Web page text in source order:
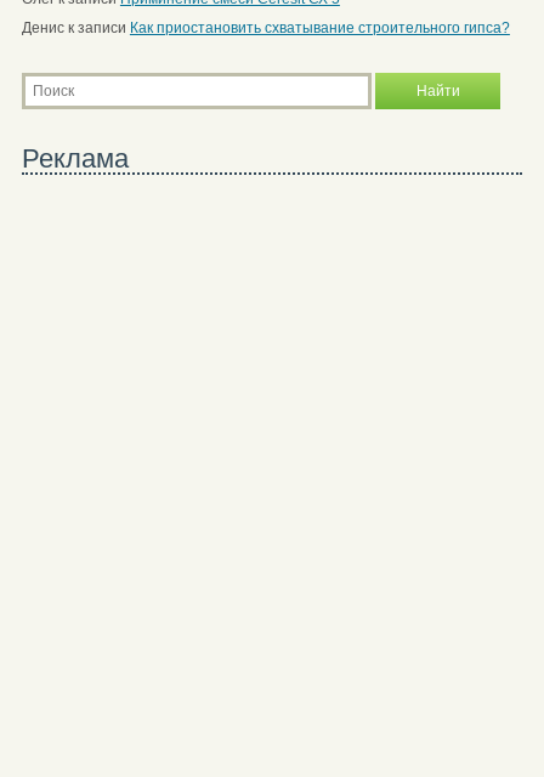
Дениск записи Как приостановить схватывание строительного гипса?
Реклама